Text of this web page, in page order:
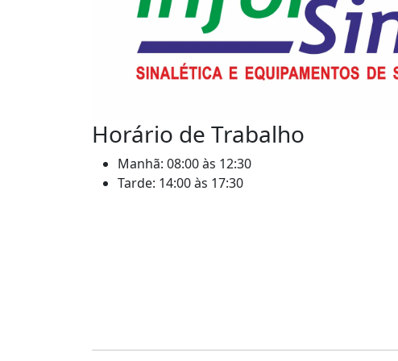
Horário de Trabalho
Manhã: 08:00 às 12:30
Tarde: 14:00 às 17:30